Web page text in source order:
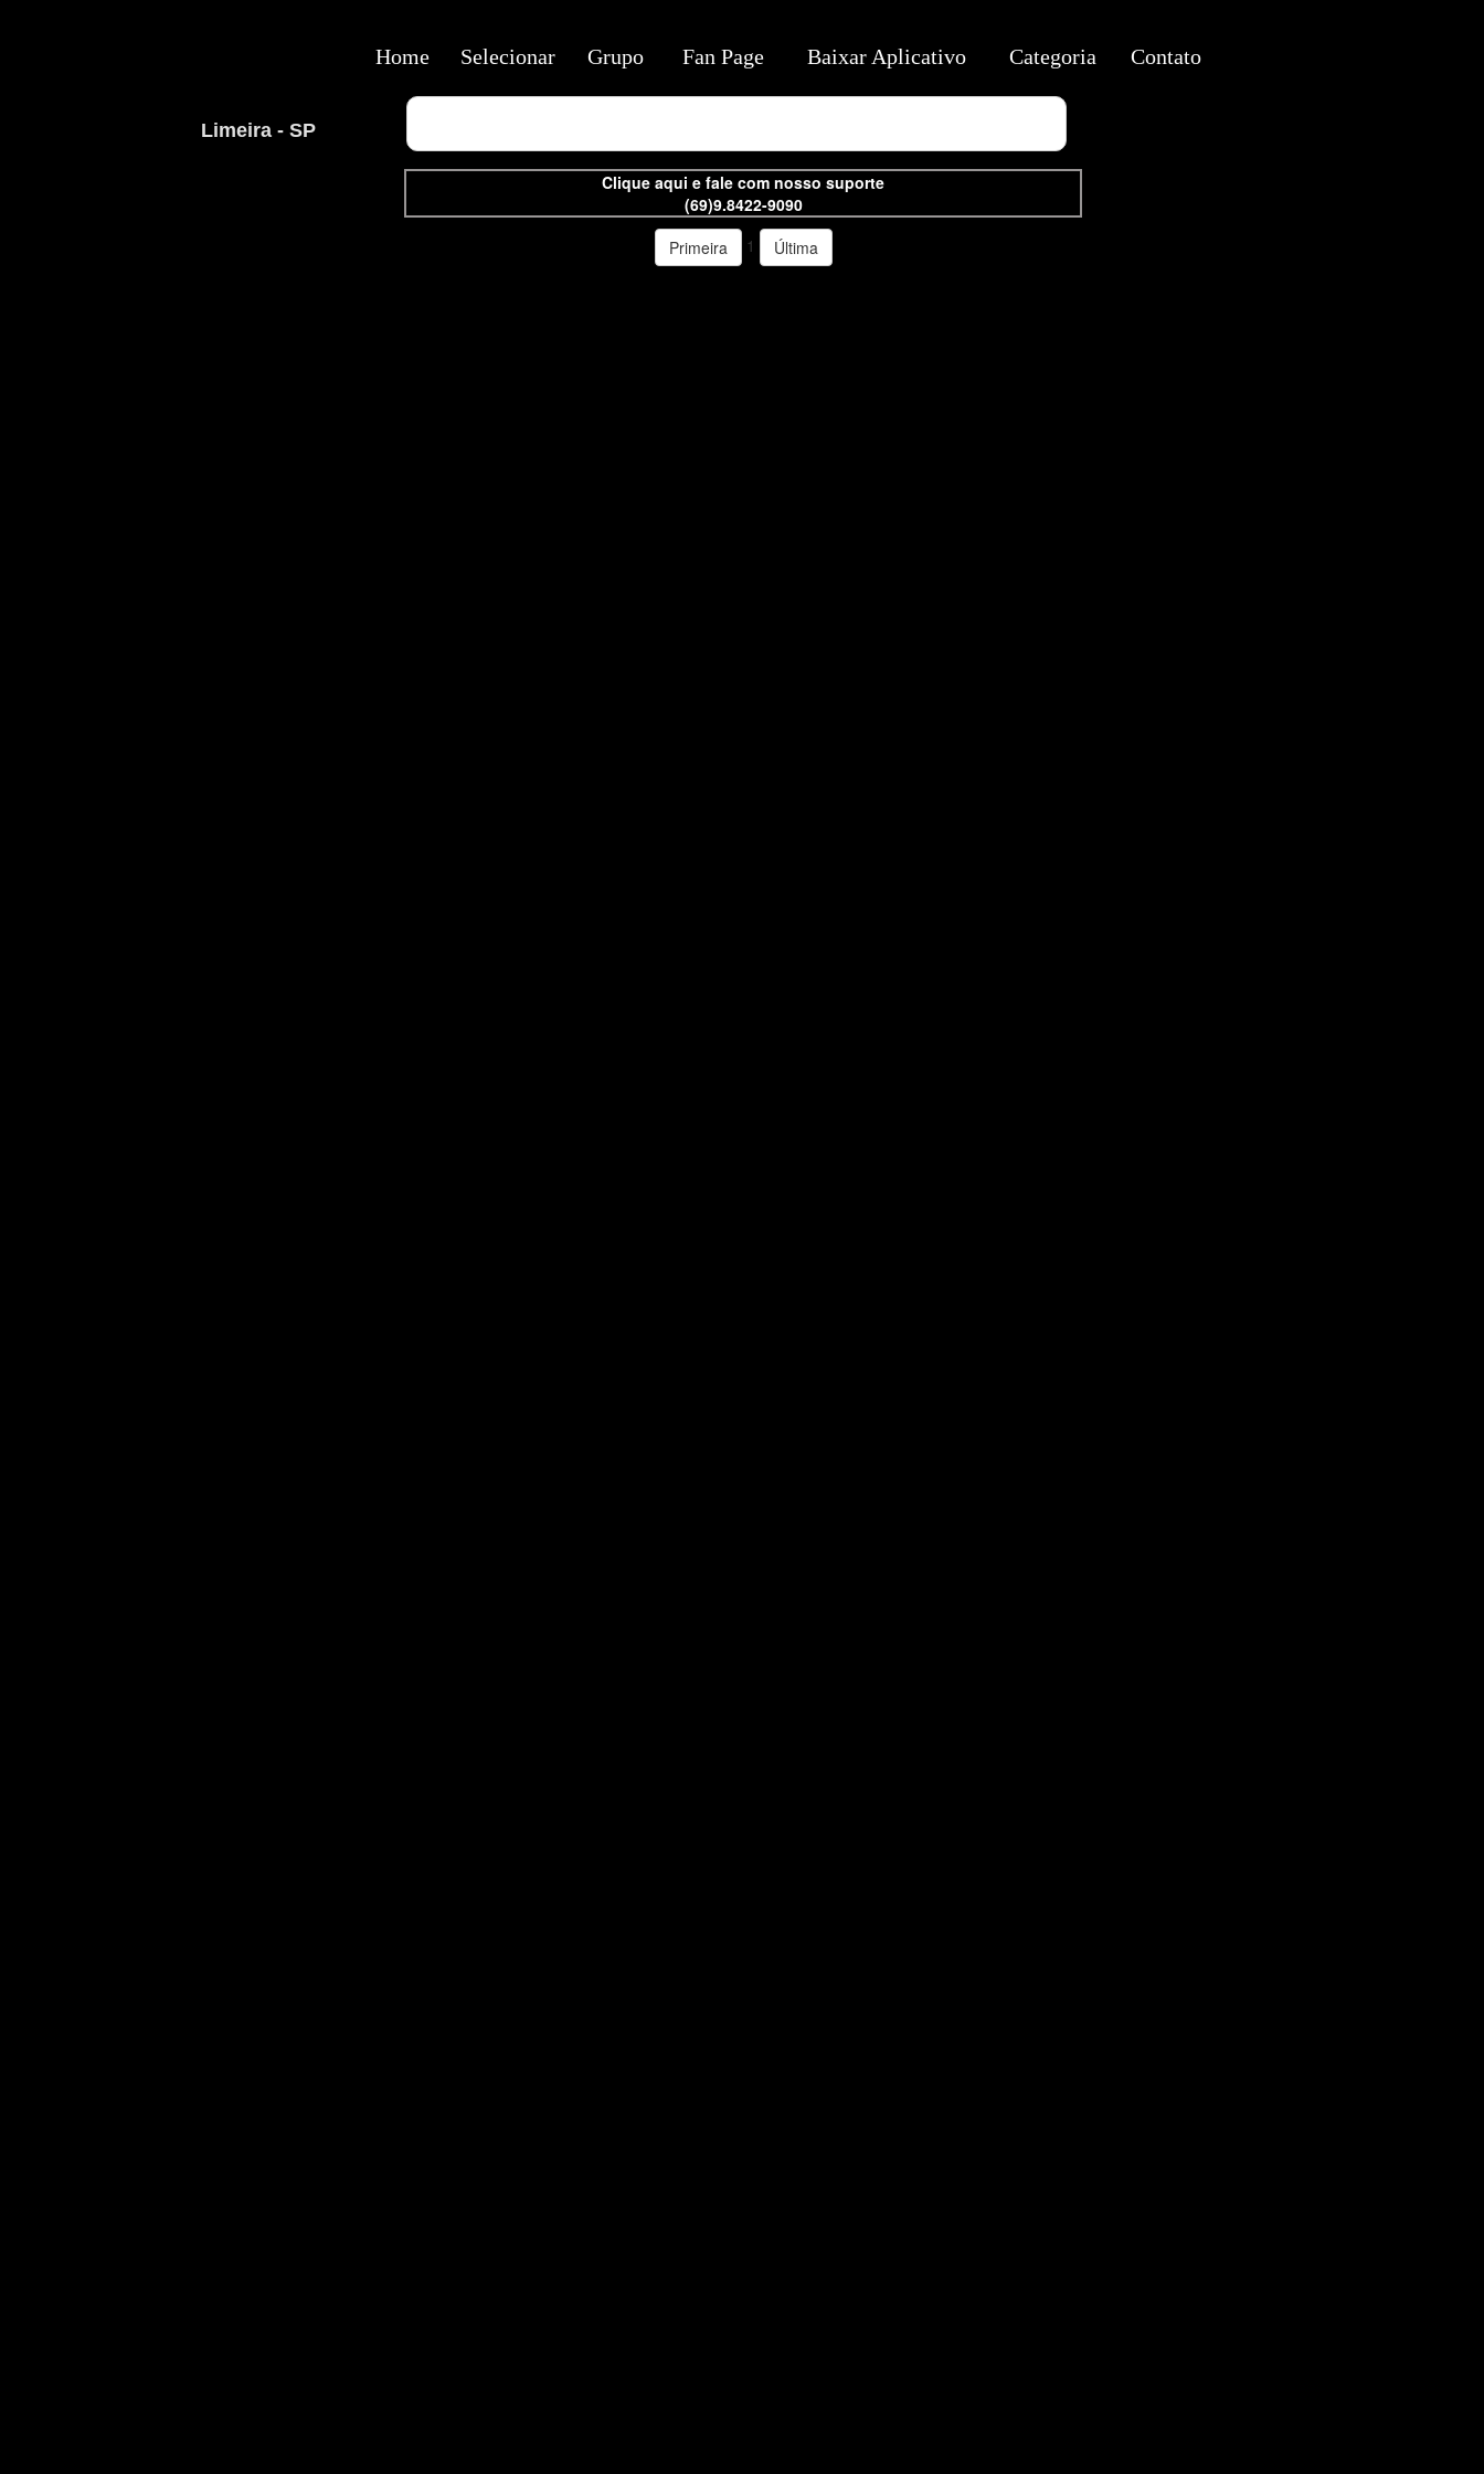
Limeira - SP
Clique aqui e fale com nosso suporte
(69)9.8422-9090
Primeira
1 Última
Home Selecionar Grupo Fan Page Baixar Aplicativo Categoria Contato